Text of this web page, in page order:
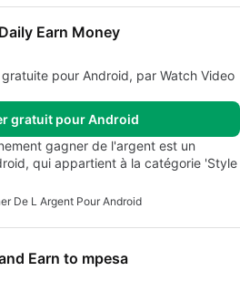
Earn Money
pour Android, par Watch Video
gratuit pour Android
gagner de l'argent est un
qui appartient à la catégorie 'Style
De L Argent Pour Android
Earn to mpesa